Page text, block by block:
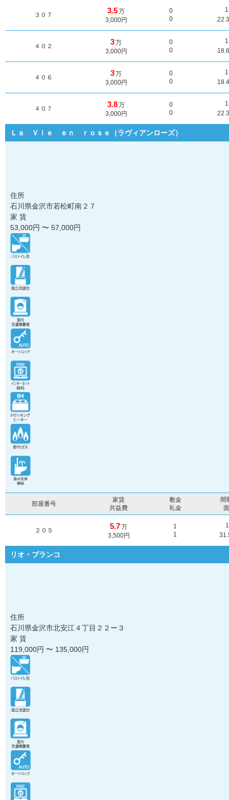
３０７ 3.5万
3,000円
0
0
４０２ 3万
3,000円
0
0
４０６ 3万
3,000円
0
0
４０７ 3.8万
3,000円
0
0
Ｌａ Ｖｉｅ ｅｎ ｒｏｓｅ（ラヴィアンローズ）
住所
石川県金沢市若松町南２７
家 賃
53,000円 〜 57,000円
部屋番号
家賃
共益費
敷金
礼金
間
２０５ 5.7万
3,500円
1
1
リオ・ブランコ
住所
石川県金沢市北安江４丁目２２ー３
家 賃
119,000円 〜 135,000円